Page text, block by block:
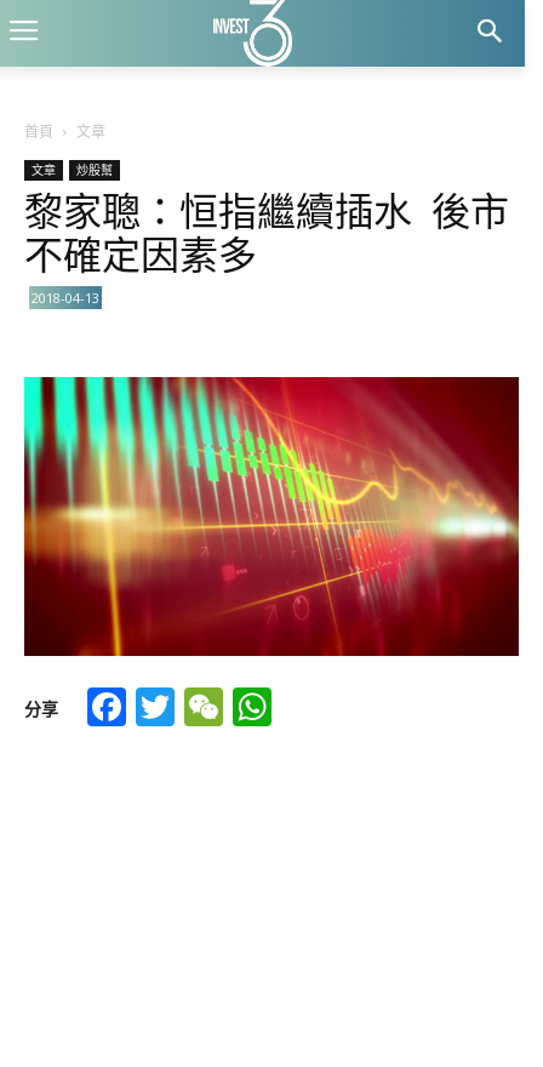
首頁 文章
文章 炒股幫
黎家聰：恒指繼續插水 後市
不確定因素多
2018-04-13
分享 Facebook
TwitterWeChat